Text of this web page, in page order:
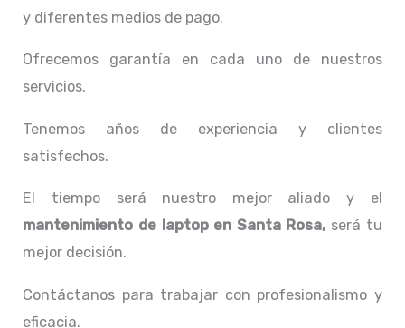
y diferentes medios de pago.
Ofrecemos garantía en cada uno de nuestros
servicios.
Tenemos años de experiencia y clientes
satisfechos.
El tiempo será nuestro mejor aliado y el
mantenimiento de laptop en Santa Rosa, será tu
mejor decisión.
Contáctanos para trabajar con profesionalismo y
eficacia.